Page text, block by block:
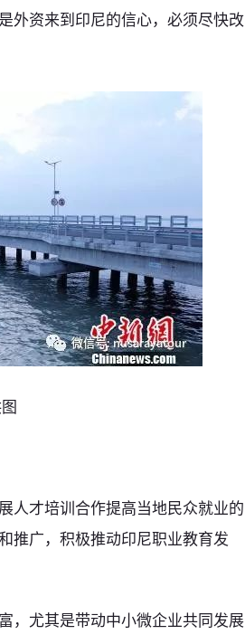
外资来到印尼的信心，必须尽快改
才培训合作提高当地民众就业的
推广，积极推动印尼职业教育发
尤其是带动中小微企业共同发展